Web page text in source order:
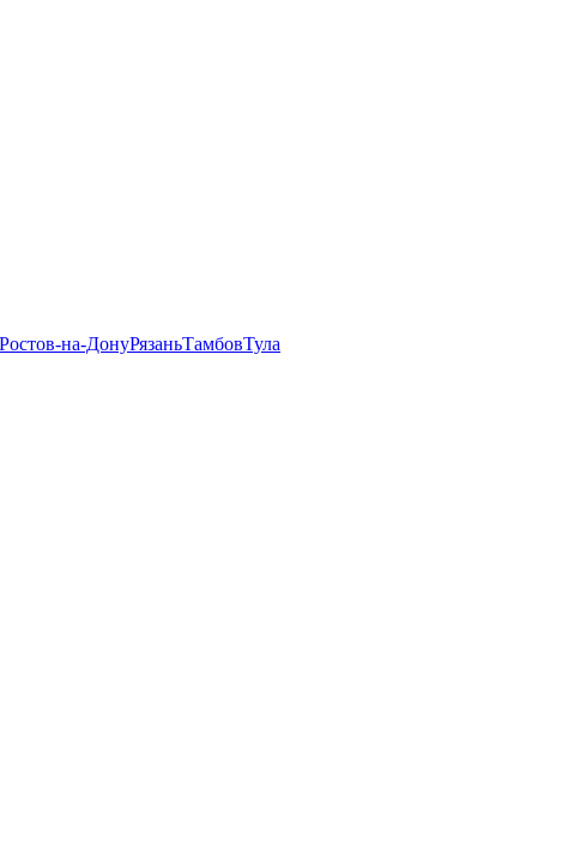
Ростов-на-ДонуРязаньТамбовТула